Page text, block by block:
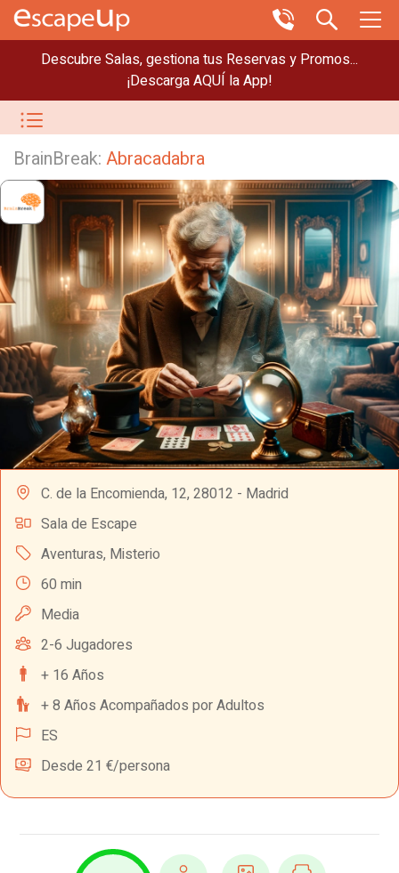
Descubre Salas, gestiona tus Reservas y Promos...
¡Descarga AQUÍ la App!
BrainBreak: Abracadabra
C. de la Encomienda, 12, 28012 - Madrid
Sala de Escape
Aventuras, Misterio
60 min
Media
2-6 Jugadores
+ 16 Años
+ 8 Años Acompañados por Adultos
ES
Desde 21 €/persona